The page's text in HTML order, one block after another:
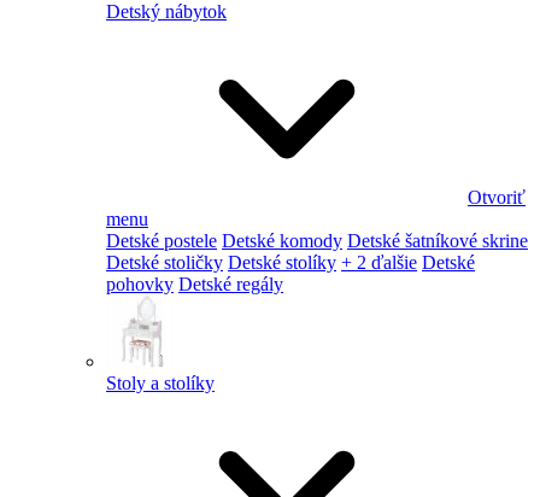
Detský nábytok
Otvoriť
menu
Detské postele Detské komody Detské šatníkové skrine
Detské stoličky Detské stolíky + 2 ďalšie Detské
pohovky Detské regály
Stoly a stolíky